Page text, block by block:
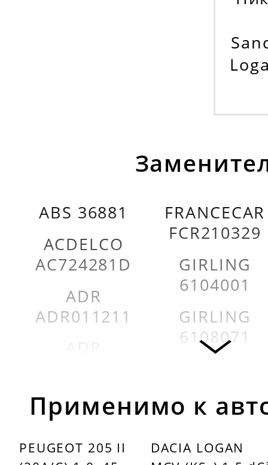
ABS 36881
ACDELCO
AC724281D
ADR
ADR011211
Allied
Nippon
ADB1133
FRANCECAR
FCR210329
GIRLING
6104001
GIRLING
6108071
GIRLING
6114281
Применимо к
PEUGEOT 205 II
DACIA LOGAN